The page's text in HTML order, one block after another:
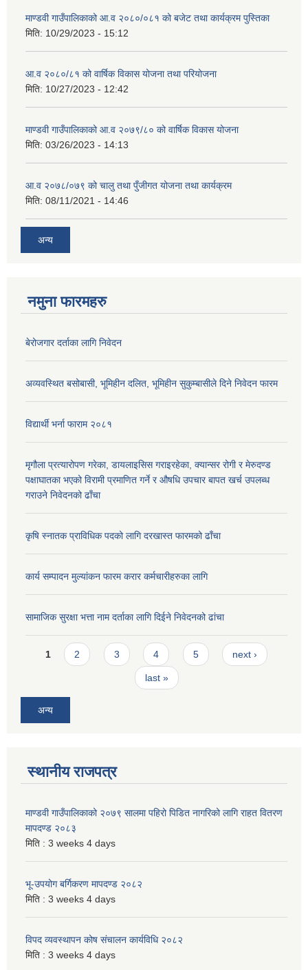
माण्डवी गाउँपालिकाको आ.व २०८०/०८१ को बजेट तथा कार्यक्रम पुस्तिका
मिति: 10/29/2023 - 15:12
आ.व २०८०/८१ को वार्षिक विकास योजना तथा परियोजना
मिति: 10/27/2023 - 12:42
माण्डवी गाउँपालिकाको आ.व २०७९/८० को वार्षिक विकास योजना
मिति: 03/26/2023 - 14:13
आ.व २०७८/०७९ को चालु तथा पुँजीगत योजना तथा कार्यक्रम
मिति: 08/11/2021 - 14:46
अन्य
नमुना फारमहरु
बेरोजगार दर्ताका लागि निवेदन
अव्यवस्थित बसोबासी, भूमिहीन दलित, भूमिहीन सुकुम्बासीले दिने निवेदन फारम
विद्यार्थी भर्ना फाराम २०८१
मृगौला प्रत्यारोपण गरेका, डायलाइसिस गराइरहेका, क्यान्सर रोगी र मेरुदण्ड
पक्षाघातका भएको विरामी प्रमाणित गर्ने र औषधि उपचार बापत खर्च उपलब्ध
गराउने निवेदनको ढाँचा
कृषि स्नातक प्राविधिक पदको लागि दरखास्त फारमको ढाँचा
कार्य सम्पादन मुल्यांकन फारम करार कर्मचारीहरुका लागि
सामाजिक सुरक्षा भत्ता नाम दर्ताका लागि दिईने निवेदनको ढांचा
Pages
1 2 3 4 5 next ›
last »
अन्य
स्थानीय राजपत्र
माण्डवी गाउँपालिकाको २०७९ सालमा पहिरो पिडित नागरिको लागि राहत वितरण
मापदण्ड २०८३
मिति : 3 weeks 4 days
भू-उपयोग बर्गिकरण मापदण्ड २०८२
मिति : 3 weeks 4 days
विपद व्यवस्थापन कोष संचालन कार्यविधि २०८२
मिति : 3 weeks 4 days